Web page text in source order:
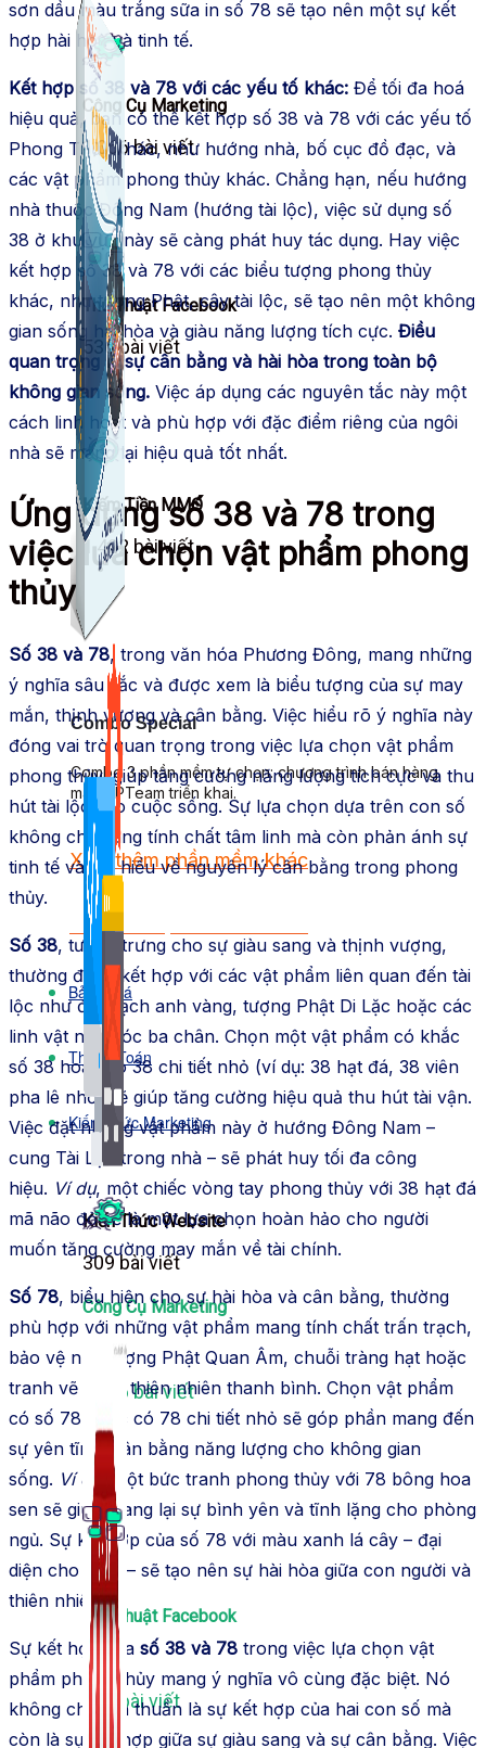
Công Cụ Marketing
1,066 bài viết
Thủ Thuật Facebook
536 bài viết
Kiếm Tiền MMO
1,422 bài viết
Kiến Thức Website
309 bài viết
Combo Special
Combo 3 phần mềm tự chọn: chương trình bán hàng
mà ATPTeam triển khai.
Xem thêm phần mềm khác
Xem thêm phần mềm khác
Bảng Giá
Thanh Toán
Kiến Thức Marketing
Công Cụ Marketing
1,066 bài viết
Thủ Thuật Facebook
536 bài viết
sơn dầu màu trắng sữa in số 78 sẽ tạo nên một sự kết
hợp hài hoà và tinh tế.
Kết hợp số 38 và 78 với các yếu tố khác: Để tối đa hoá
hiệu quả, bạn có thể kết hợp số 38 và 78 với các yếu tố
Phong Thủy khác, như hướng nhà, bố cục đồ đạc, và
các vật phẩm phong thủy khác. Chẳng hạn, nếu hướng
nhà thuộc Đông Nam (hướng tài lộc), việc sử dụng số
38 ở khu vực này sẽ càng phát huy tác dụng. Hay việc
kết hợp số 38 và 78 với các biểu tượng phong thủy
khác, như tượng Phật, cây tài lộc, sẽ tạo nên một không
gian sống hài hòa và giàu năng lượng tích cực. Điều
quan trọng là sự cân bằng và hài hòa trong toàn bộ
không gian sống. Việc áp dụng các nguyên tắc này một
cách linh hoạt và phù hợp với đặc điểm riêng của ngôi
nhà sẽ mang lại hiệu quả tốt nhất.
Ứng dụng số 38 và 78 trong
việc lựa chọn vật phẩm phong
thủy
Số 38 và 78, trong văn hóa Phương Đông, mang những
ý nghĩa sâu sắc và được xem là biểu tượng của sự may
mắn, thịnh vượng và cân bằng. Việc hiểu rõ ý nghĩa này
đóng vai trò quan trọng trong việc lựa chọn vật phẩm
phong thủy, giúp tăng cường năng lượng tích cực và thu
hút tài lộc vào cuộc sống. Sự lựa chọn dựa trên con số
không chỉ mang tính chất tâm linh mà còn phản ánh sự
tinh tế và am hiểu về nguyên lý cân bằng trong phong
thủy.
Số 38, tượng trưng cho sự giàu sang và thịnh vượng,
thường được kết hợp với các vật phẩm liên quan đến tài
lộc như đá thạch anh vàng, tượng Phật Di Lặc hoặc các
linh vật như cóc ba chân. Chọn một vật phẩm có khắc
số 38 hoặc có 38 chi tiết nhỏ (ví dụ: 38 hạt đá, 38 viên
pha lê nhỏ) sẽ giúp tăng cường hiệu quả thu hút tài vận.
Việc đặt những vật phẩm này ở hướng Đông Nam –
cung Tài Lộc trong nhà – sẽ phát huy tối đa công
hiệu. Ví dụ, một chiếc vòng tay phong thủy với 38 hạt đá
mã não đỏ sẽ là một lựa chọn hoàn hảo cho người
muốn tăng cường may mắn về tài chính.
Số 78, biểu hiện cho sự hài hòa và cân bằng, thường
phù hợp với những vật phẩm mang tính chất trấn trạch,
bảo vệ như tượng Phật Quan Âm, chuỗi tràng hạt hoặc
tranh vẽ cảnh thiên nhiên thanh bình. Chọn vật phẩm
có số 78 hoặc có 78 chi tiết nhỏ sẽ góp phần mang đến
sự yên tĩnh, cân bằng năng lượng cho không gian
sống. Ví dụ
, một bức tranh phong thủy với 78 bông hoa
sen sẽ giúp mang lại sự bình yên và tĩnh lặng cho phòng
ngủ. Sự kết hợp của số 78 với màu xanh lá cây – đại
diện cho Mộc – sẽ tạo nên sự hài hòa giữa con người và
thiên nhiên.
Sự kết hợp của số 38 và 78 trong việc lựa chọn vật
phẩm phong thủy mang ý nghĩa vô cùng đặc biệt. Nó
không chỉ đơn thuần là sự kết hợp của hai con số mà
còn là sự kết hợp giữa sự giàu sang và sự cân bằng. Việc